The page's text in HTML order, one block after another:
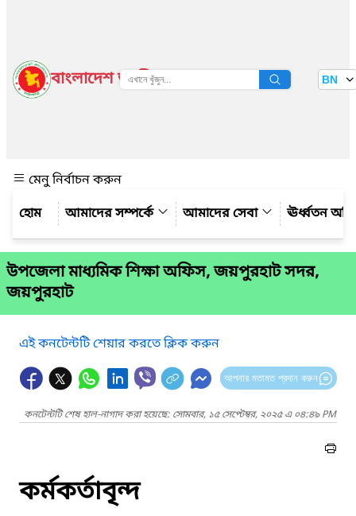
বাংলাদেশ জাতীয় তথ্য বাতায়ন BN
মেনু নির্বাচন করুন
আমাদের সম্পর্কে
আমাদের সেবা ঊর্ধ্বতন
উপজেলা মাধ্যমিক শিক্ষা অফিস, জয়পুরহাট সদর,
জয়পুরহাট
এই কনটেন্টটি শেয়ার করতে ক্লিক করুন
আপনার মতামত প্রদান করুন
কনটেন্টটি শেষ হাল-নাগাদ করা হয়েছে: সোমবার, ১৫ সেপ্টেম্বর, ২০২৫ এ ০৪:৪৯ PM
কর্মকর্তাবৃন্দ